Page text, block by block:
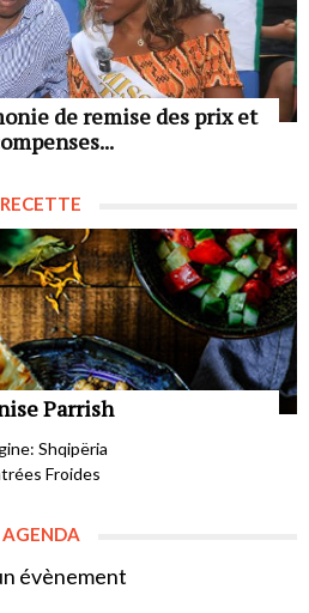
de remise des prix et
RECETTE
Parrish
Shqipëria
Froides
AGENDA
évènement